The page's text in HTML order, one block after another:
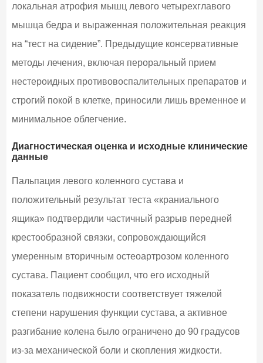
локальная атрофия мышц левого четырехглавого
мышца бедра и выраженная положительная реакция
на “тест на сидение”. Предыдущие консервативные
методы лечения, включая пероральный прием
нестероидных противовоспалительных препаратов и
строгий покой в клетке, приносили лишь временное и
минимальное облегчение.
Диагностическая оценка и исходные клинические
данные
Пальпация левого коленного сустава и
положительный результат теста «краниального
ящика» подтвердили частичный разрыв передней
крестообразной связки, сопровождающийся
умеренным вторичным остеоартрозом коленного
сустава. Пациент сообщил, что его исходный
показатель подвижности соответствует тяжелой
степени нарушения функции сустава, а активное
разгибание колена было ограничено до 90 градусов
из-за механической боли и скопления жидкости.